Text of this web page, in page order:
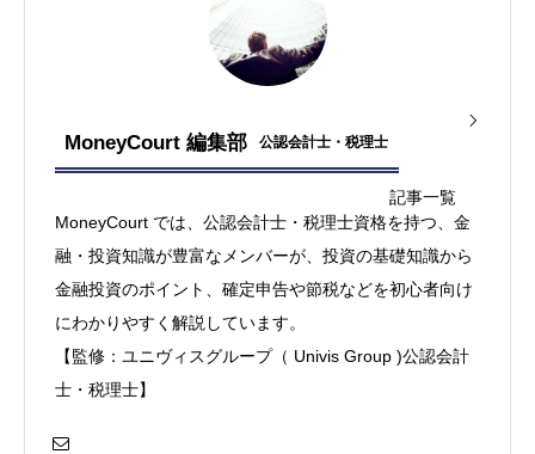
MoneyCourt 編集部 公認会計士・税理士
記事一覧
MoneyCourt では、公認会計士・税理士資格を持つ、金
融・投資知識が豊富なメンバーが、投資の基礎知識から
金融投資のポイント、確定申告や節税などを初心者向け
にわかりやすく解説しています。
【監修：ユニヴィスグループ（ Univis Group )公認会計
士・税理士】